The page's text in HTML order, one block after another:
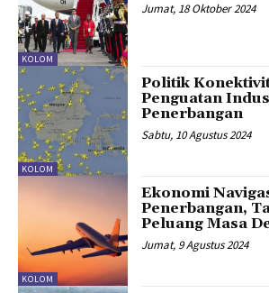
KOLOM
Jumat, 18 Oktober 2024
KOLOM
Politik
Penguatan
Penerbangan
Sabtu, 10 Agustus 2024
KOLOM
Ekonomi
Penerbangan,
Peluang Masa
Jumat, 9 Agustus 2024